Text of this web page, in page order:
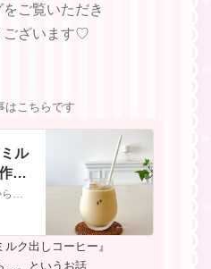
ご覧いただき
ございます♡
はこちらです
ル
っ
たくさんのブログの中からご訪問いただきありがとうございます◡̈︎*いいね。や コメント。もとてもうれしく励みになっています♡ はじめましての方へ→❤︎ フォロ…
ク出しコーヒー』
…。というお話